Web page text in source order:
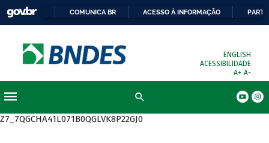
COMUNICA BR ACESSO À INFORMAÇÃO
ENGLISH
ACESSIBILIDADE
A+ A-
Z7_7QGCHA41L071B0QGLVK8P22GJ0